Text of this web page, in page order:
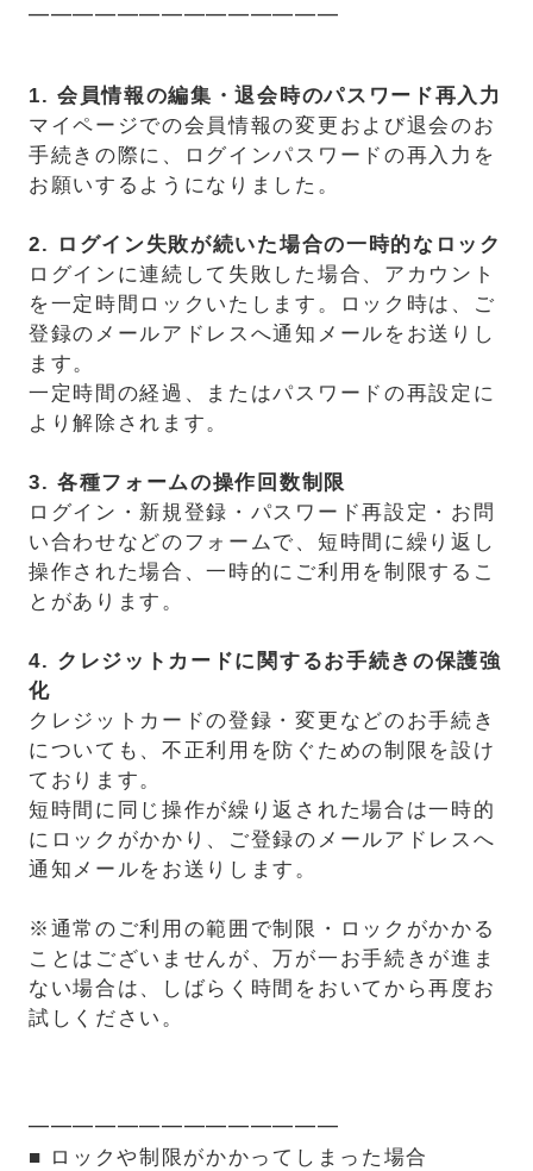
━━━━━━━━━━━━━━
1. 会員情報の編集・退会時のパスワード再入力
マイページでの会員情報の変更および退会のお
手続きの際に、ログインパスワードの再入力を
お願いするようになりました。
2. ログイン失敗が続いた場合の一時的なロック
ログインに連続して失敗した場合、アカウント
を一定時間ロックいたします。ロック時は、ご
登録のメールアドレスへ通知メールをお送りし
ます。
一定時間の経過、またはパスワードの再設定に
より解除されます。
3. 各種フォームの操作回数制限
ログイン・新規登録・パスワード再設定・お問
い合わせなどのフォームで、短時間に繰り返し
操作された場合、一時的にご利用を制限するこ
とがあります。
4. クレジットカードに関するお手続きの保護強
化
クレジットカードの登録・変更などのお手続き
についても、不正利用を防ぐための制限を設け
ております。
短時間に同じ操作が繰り返された場合は一時的
にロックがかかり、ご登録のメールアドレスへ
通知メールをお送りします。
※通常のご利用の範囲で制限・ロックがかかる
ことはございませんが、万が一お手続きが進ま
ない場合は、しばらく時間をおいてから再度お
試しください。
━━━━━━━━━━━━━━
■ ロックや制限がかかってしまった場合